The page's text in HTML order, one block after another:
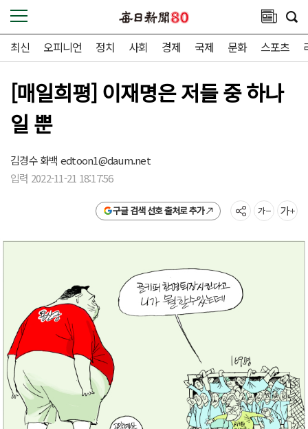
최신 오피니언 정치 사회 경제 국제 문화 스포츠
[매일희평] 이재명은 저들 중 하나
일 뿐
김경수 화백 edtoon1@daum.net
입력 2022-11-21 18:17:56
구글 검색 선호 출처로 추가